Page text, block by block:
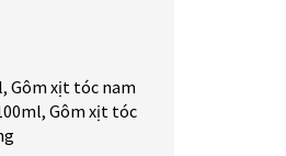
, Gôm xịt tóc nam
, Gôm xịt tóc